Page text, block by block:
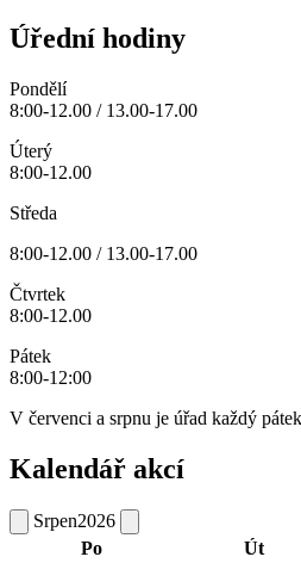
Úřední hodiny
Pondělí
8:00-12.00 / 13.00-17.00
Úterý
8:00-12.00
Středa
8:00-12.00 / 13.00-17.00
Čtvrtek
8:00-12.00
Pátek
8:00-12:00
V červenci a srpnu je úřad každý
Kalendář akcí
Srpen2026
Po
Út